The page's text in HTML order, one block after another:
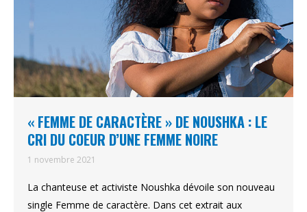
« FEMME DE CARACTÈRE » DE NOUSHKA : LE
CRI DU COEUR D’UNE FEMME NOIRE
1 novembre 2021
La chanteuse et activiste Noushka dévoile son nouveau
single Femme de caractère. Dans cet extrait aux